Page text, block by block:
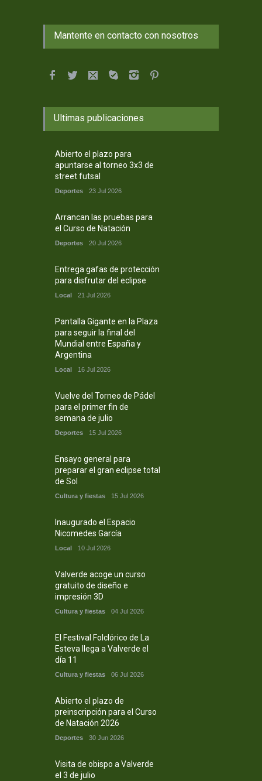
Mantente en contacto con nosotros
Ultimas publicaciones
Abierto el plazo para
apuntarse al torneo 3x3 de
street futsal
Deportes 23 Jul 2026
Arrancan las pruebas para
el Curso de Natación
Deportes 20 Jul 2026
Entrega gafas de protección
para disfrutar del eclipse
Local 21 Jul 2026
Pantalla Gigante en la Plaza
para seguir la final del
Mundial entre España y
Argentina
Local 16 Jul 2026
Vuelve del Torneo de Pádel
para el primer fin de
semana de julio
Deportes 15 Jul 2026
Ensayo general para
preparar el gran eclipse total
de Sol
Cultura y fiestas 15 Jul 2026
Inaugurado el Espacio
Nicomedes García
Local 10 Jul 2026
Valverde acoge un curso
gratuito de diseño e
impresión 3D
Cultura y fiestas 04 Jul 2026
El Festival Folclórico de La
Esteva llega a Valverde el
día 11
Cultura y fiestas 06 Jul 2026
Abierto el plazo de
preinscripción para el Curso
de Natación 2026
Deportes 30 Jun 2026
Visita de obispo a Valverde
el 3 de julio